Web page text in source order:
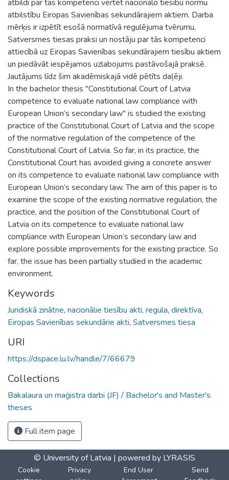
atbildi par tās kompetenci vērtēt nacionālo tiesību normu
atbilstību Eiropas Savienības sekundārajiem aktiem. Darba
mērķis ir izpētīt esošā normatīvā regulējuma tvērumu,
Satversmes tiesas praksi un nostāju par tās kompetenci
attiecībā uz Eiropas Savienības sekundārajiem tiesību aktiem
un piedāvāt iespējamos uzlabojums pastāvošajā praksē.
Jautājums līdz šim akadēmiskajā vidē pētīts daļēji.
In the bachelor thesis "Constitutional Court of Latvia
competence to evaluate national law compliance with
European Union’s secondary law" is studied the existing
practice of the Constitutional Court of Latvia and the scope
of the normative regulation of the competence of the
Constitutional Court of Latvia. So far, in its practice, the
Constitutional Court has avoided giving a concrete answer
on its competence to evaluate national law compliance with
European Union’s secondary law. The aim of this paper is to
examine the scope of the existing normative regulation, the
practice, and the position of the Constitutional Court of
Latvia on its competence to evaluate national law
compliance with European Union’s secondary law and
explore possible improvements for the existing practice. So
far, the issue has been partially studied in the academic
environment.
Keywords
Juridiskā zinātne, nacionālie tiesību akti, regula, direktīva,
Eiropas Savienības sekundārie akti, Satversmes tiesa
URI
https://dspace.lu.lv/handle/7/66679
Collections
Bakalaura un maģistra darbi (JF) / Bachelor's and Master's
theses
Full item page
© University of Latvia | powered by LYRASIS
Cookie
Privacy
End User
Send